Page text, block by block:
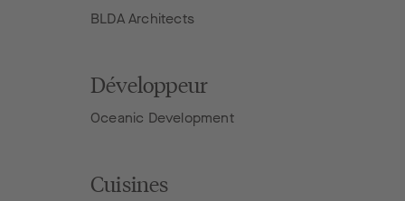
BLDA Architects
Développeur
Oceanic Development
Cuisines